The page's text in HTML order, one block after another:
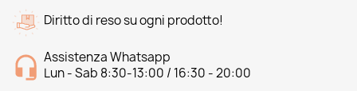
Diritto di reso su ogni prodotto!
Assistenza Whatsapp
Lun - Sab 8:30-13:00 / 16:30 - 20:00